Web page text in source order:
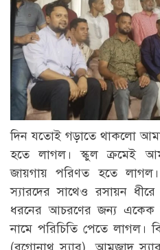
দিন যতোই গড়াতে থাকলো
হতে লাগল। স্কুল ক্রমেই
জায়গায় পরিণত হতে লাগল।
স্যারদের সাথেও রসায়ন
ধরনের আচরণের জন্য একেক
নামে পরিচিতি পেতে লাগল।